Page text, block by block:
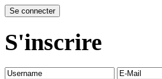
S'inscrire